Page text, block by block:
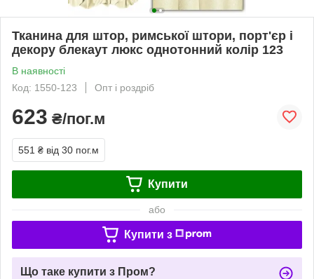
Тканина для штор, римської штори, порт'єр і
декору блекаут люкс однотонний колір 123
В наявності
Код: 1550-123
Опт і роздріб
623 ₴/пог.м
551 ₴ від 30 пог.м
Купити
або
Купити з
Що таке купити з Пром?